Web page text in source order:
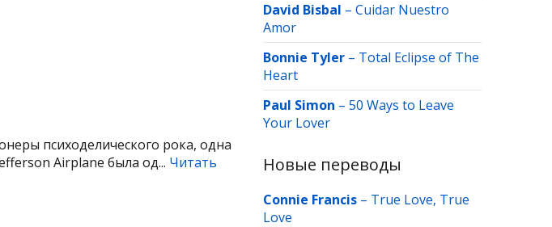
психоделического рока, одна
Airplane была од... Читать
David Bisbal – Cuidar Nuestro
Amor
Bonnie Tyler – Total Eclipse of The
Heart
Paul Simon – 50 Ways to Leave
Your Lover
Новые переводы
Connie Francis – True Love, True
Love